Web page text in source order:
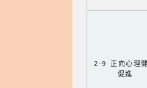
2-9 正向心理
促進